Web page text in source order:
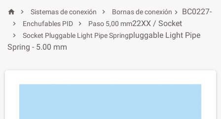
  Sistemas de conexión 
Bornas de conexión

Enchufables PID 
Paso 5,00 mm

Socket Pluggable Light Pipe Spring

BC0227-
22XX / Socket
pluggable Light Pipe
Spring - 5.00 mm